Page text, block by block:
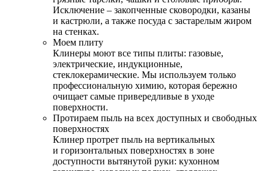
Исключение – закопченные сковородки, казаны
и кастрюли, а также посуда с застарелым жиром
на стенках.
Моем плиту
Клинеры моют все типы плиты: газовые,
электрические, индукционные,
стеклокерамические. Мы используем только
профессиональную химию, которая бережно
очищает самые привередливые в уходе
поверхности.
Протираем пыль на всех доступных и свободных
поверхностях
Клинер протрет пыль на вертикальных
и горизонтальных поверхностях в зоне
доступности вытянутой руки: кухонном